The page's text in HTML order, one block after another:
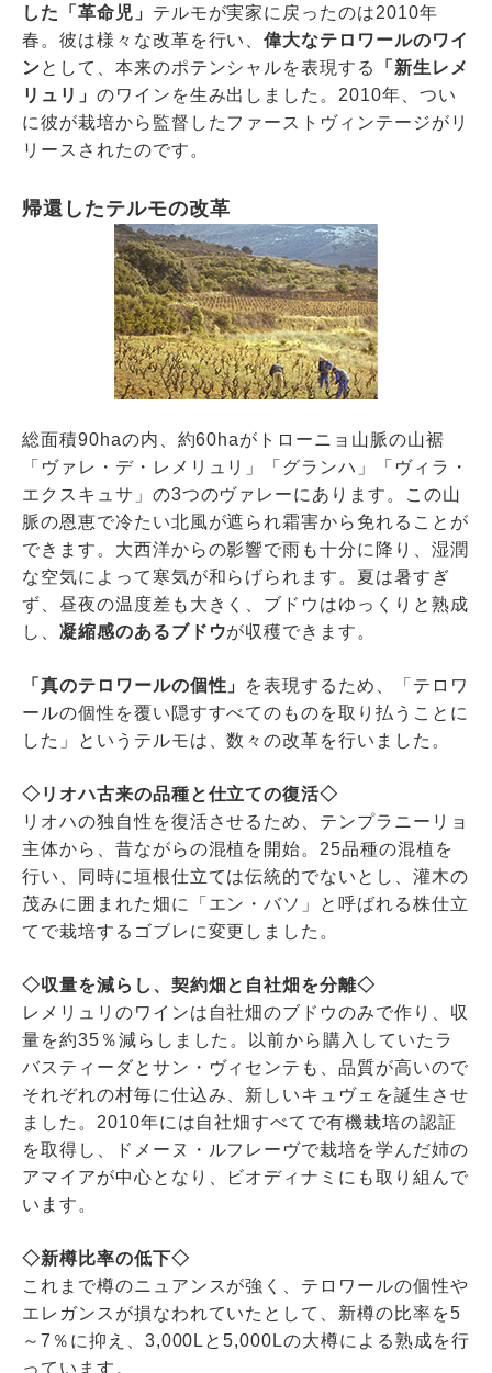
した「革命児」 テルモが実家に戻ったのは2010年
春。彼は様々な改革を行い、偉大なテロワールのワイ
ンとして、本来のポテンシャルを表現する
「新生レメ
リュリ」 のワインを生み出しました。2010年、つい
に彼が栽培から監督したファーストヴィンテージがリ
リースされたのです。
帰還したテルモの改革
総面積90haの内、約60haがトローニョ山脈の山裾
「ヴァレ・デ・レメリュリ」「グランハ」「ヴィラ・
エクスキュサ」の3つのヴァレーにあります。この山
脈の恩恵で冷たい北風が遮られ霜害から免れることが
できます。大西洋からの影響で雨も十分に降り、湿潤
な空気によって寒気が和らげられます。夏は暑すぎ
ず、昼夜の温度差も大きく、ブドウはゆっくりと熟成
し、 凝縮感のあるブドウが収穫できます。
「真のテロワールの個性」 を表現するため、「テロワ
ールの個性を覆い隠すすべてのものを取り払うことに
した」というテルモは、数々の改革を行いました。
◇リオハ古来の品種と仕立ての復活◇
リオハの独自性を復活させるため、テンプラニーリョ
主体から、昔ながらの混植を開始。25品種の混植を
行い、同時に垣根仕立ては伝統的でないとし、灌木の
茂みに囲まれた畑に「エン・バソ」と呼ばれる株仕立
てで栽培するゴブレに変更しました。
◇収量を減らし、契約畑と自社畑を分離◇
レメリュリのワインは自社畑のブドウのみで作り、収
量を約35％減らしました。以前から購入していたラ
バスティーダとサン・ヴィセンテも、品質が高いので
それぞれの村毎に仕込み、新しいキュヴェを誕生させ
ました。2010年には自社畑すべてで有機栽培の認証
を取得し、ドメーヌ・ルフレーヴで栽培を学んだ姉の
アマイアが中心となり、ビオディナミにも取り組んで
います。
◇新樽比率の低下◇
これまで樽のニュアンスが強く、テロワールの個性や
エレガンスが損なわれていたとして、新樽の比率を5
～7％に抑え、3,000Lと5,000Lの大樽による熟成を行
っています。